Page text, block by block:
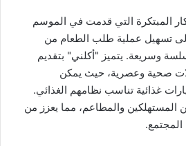
المبتكرة التي قدمت في الموسم
تسهيل عملية طلب الطعام من
وسريعة. يتميز "أكلني" بتقديم
صحية وعصرية، حيث يمكن
غذائية تناسب نظامهم الغذائي.
المستهلكين والمطاعم، مما يعزز من
المجتمع.